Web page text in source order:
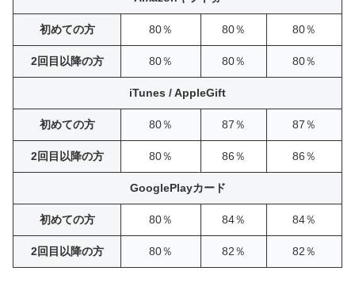
初めての方 80％ 80％ 80％
2回目以降の方 80％ 80％ 80％
iTunes / AppleGift
初めての方 80％ 87％ 87％
2回目以降の方 80％ 86％ 86％
GooglePlayカード
初めての方 80％ 84％ 84％
2回目以降の方 80％ 82％ 82％